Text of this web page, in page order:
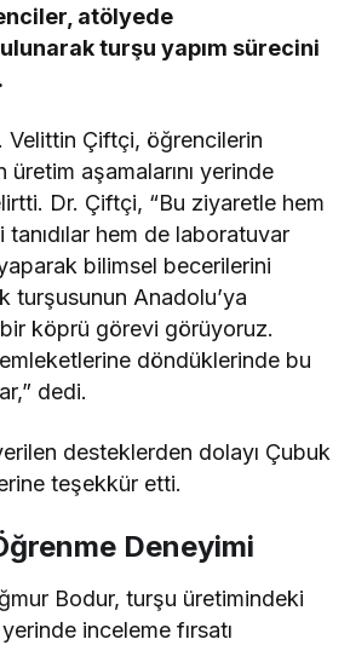
atölyede
turşu yapım sürecini
Velittin Çiftçi, öğrencilerin
aşamalarını yerinde
Dr. Çiftçi, “Bu ziyaretle hem
hem de laboratuvar
bilimsel becerilerini
turşusunun Anadolu’ya
bir köprü görevi görüyoruz.
döndüklerinde bu
dedi.
desteklerden dolayı Çubuk
teşekkür etti.
Deneyimi
Bodur, turşu üretimindeki
inceleme fırsatı